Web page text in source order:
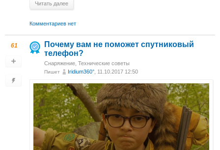
Читать далее
Комментариев нет
61
Почему вам не поможет спутниковый
телефон?
Снаряжение, Технические советы
Пишет Iridium360°, 11.10.2017 12:50